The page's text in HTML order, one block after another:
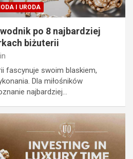
I URODA
po 8 najbardziej
biżuterii
fascynuje swoim blaskiem,
Dla miłośników
najbardziej…